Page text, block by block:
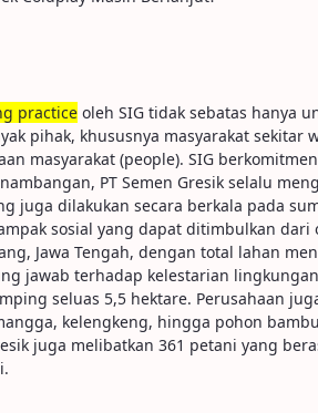
practice oleh SIG tidak sebatas hanya
pihak, khususnya masyarakat
masyarakat (people). SIG
PT Semen Gresik selalu
juga dilakukan secara berkala pada
sosial yang dapat ditimbulkan
Jawa Tengah, dengan total lahan
jawab terhadap kelestarian
seluas 5,5 hektare. Perusahaan
kelengkeng, hingga pohon
juga melibatkan 361 petani yang